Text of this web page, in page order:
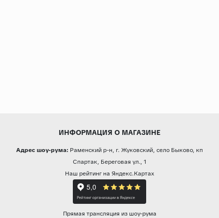
ИНФОРМАЦИЯ О МАГАЗИНЕ
Адрес шоу-рума: Раменский р-н, г. Жуковский, село Быково, кп
Спартак, Береговая ул., 1
Наш рейтинг на Яндекс.Картах
Прямая трансляция из шоу-рума